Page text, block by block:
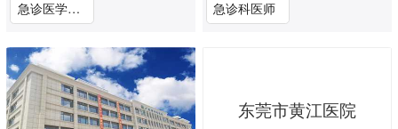
急诊医学科医生 急诊科医师
东莞市黄江医院